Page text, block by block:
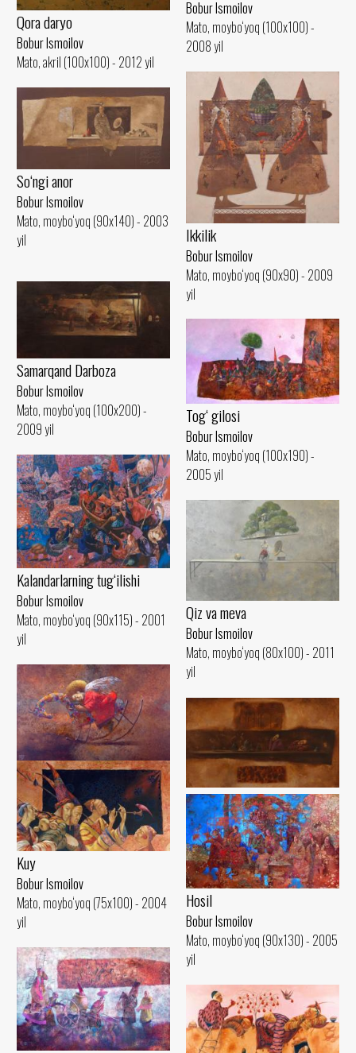
Bobur Ismoilov
Mato, moybo‘yoq (100x100) -
2008 yil
Qora daryo
Bobur Ismoilov
Mato, akril (100x100) - 2012 yil
Ikkilik
Bobur Ismoilov
Mato, moybo‘yoq (90x90) - 2009
yil
So‘ngi anor
Bobur Ismoilov
Mato, moybo‘yoq (90x140) - 2003
yil
Samarqand Darboza
Bobur Ismoilov
Mato, moybo‘yoq (100x200) -
2009 yil
Tog‘ gilosi
Bobur Ismoilov
Mato, moybo‘yoq (100x190) -
2005 yil
Kalandarlarning tug‘ilishi
Bobur Ismoilov
Mato, moybo‘yoq (90x115) - 2001
yil
Qiz va meva
Bobur Ismoilov
Mato, moybo‘yoq (80x100) - 2011
yil
Uyqu
Bobur Ismoilov
Mato, moybo‘yoq (60x80) - 2006
yil
Kutish
Bobur Ismoilov
Mato, moybo‘yoq (75x100) - 2003
yil
Kuy
Bobur Ismoilov
Mato, moybo‘yoq (75x100) - 2004
yil
Hosil
Bobur Ismoilov
Mato, moybo‘yoq (90x130) - 2005
yil